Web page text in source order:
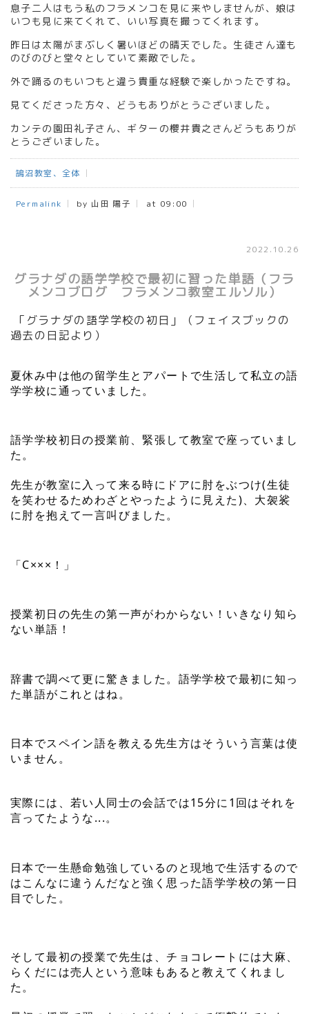
息子二人はもう私のフラメンコを見に来やしませんが、娘は
いつも見に来てくれて、いい写真を撮ってくれます。
昨日は太陽がまぶしく暑いほどの晴天でした。生徒さん達も
のびのびと堂々としていて素敵でした。
外で踊るのもいつもと違う貴重な経験で楽しかったですね。
見てくださった方々、どうもありがとうございました。
カンテの園田礼子さん、ギターの櫻井貴之さんどうもありが
とうございました。
鵠沼教室、全体
Permalink by 山田 陽子 at 09:00
2022.10.26
グラナダの語学学校で最初に習った単語（フラ
メンコブログ フラメンコ教室エルソル）
「グラナダの語学学校の初日」（フェイスブックの
過去の日記より）
夏休み中は他の留学生とアパートで生活して私立の語
学学校に通っていました。
語学学校初日の授業前、緊張して教室で座っていまし
た。
先生が教室に入って来る時にドアに肘をぶつけ(生徒
を笑わせるためわざとやったように見えた)、大袈裟
に肘を抱えて一言叫びました。
「C×××！」
授業初日の先生の第一声がわからない！いきなり知ら
ない単語！
辞書で調べて更に驚きました。語学学校で最初に知っ
た単語がこれとはね。
日本でスペイン語を教える先生方はそういう言葉は使
いません。
実際には、若い人同士の会話では15分に1回はそれを
言ってたような...。
日本で一生懸命勉強しているのと現地で生活するので
はこんなに違うんだなと強く思った語学学校の第一日
目でした。
そして最初の授業で先生は、チョコレートには大麻、
らくだには売人という意味もあると教えてくれまし
た。